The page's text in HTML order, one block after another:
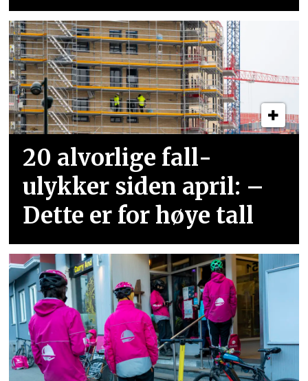
20 alvorlige fall­
ulykker siden april: –
Dette er for høye tall